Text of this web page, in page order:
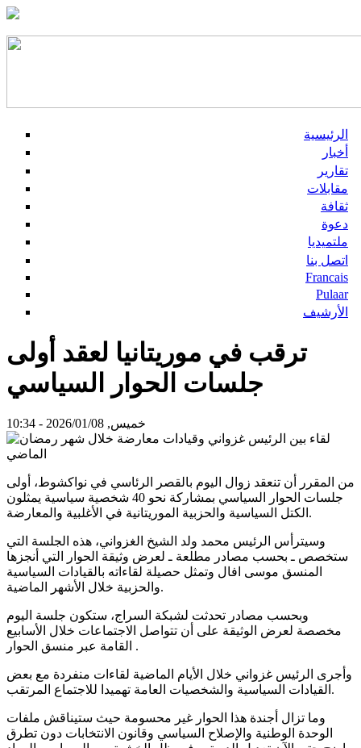
الرئيسية
أخبار
تقارير
مقابلات
ثقافة
دعوة
ملتميديا
اتصل بنا
Francais
Pulaar
الأرشيف
ترقب في موريتانيا لعقد أولى
جلسات الحوار السياسي
خميس, 2026/01/08 - 10:34
من المقرر أن تنعقد زوال اليوم بالقصر الرئاسي في نواكشوط، أولى
جلسات الحوار السياسي بمشاركة نحو 40 شخصية سياسية يمثلون
الكتل السياسية والحزبية الموريتانية في الأغلبية والمعارضة.
وسيترأس الرئيس محمد ولد الشيخ الغزواني، هذه الجلسة التي
ستخصص ـ بحسب مصادر مطلعة ـ لعرض وثيقة الحوار التي أنجزها
المنسق موسى افال وتمثل حصيلة لقاءاته بالقيادات السياسية
والحزبية خلال الأشهر الماضية.
وبحسب مصادر تحدثت لشبكة السراج، ستكون جلسة اليوم
مخصصة لعرض الوثيقة على أن تتواصل الاجتماعات خلال الأسابيع
القامة عبر منسق الحوار .
وأجرى الرئيس غزواني خلال الأيام الماضية لقاءات منفردة مع بعض
القيادات السياسية والشخصيات العامة تهميدا للاجتماع المرتقب.
وما تزال أجندة هذا الحوار غير محسومة حيث ستيناقش ملفات
الوحدة الوطنية والإصلاح السياسي وقانون الانتخابات دون تطرق